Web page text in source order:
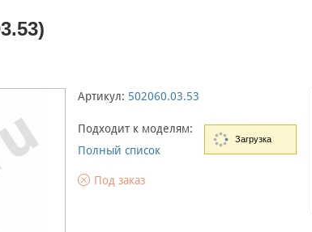
Артикул: 502060.03.53
Подходит к моделям:
Полный список
Под заказ
Загрузка